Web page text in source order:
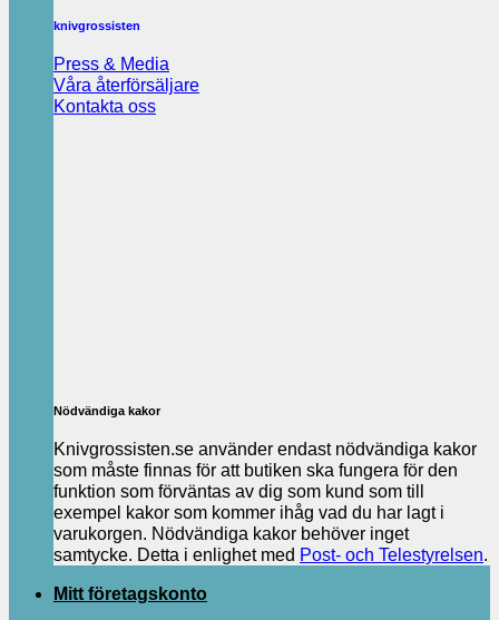
knivgrossisten
Press & Media
Våra återförsäljare
Kontakta oss
Nödvändiga kakor
Knivgrossisten.se använder endast nödvändiga kakor
som måste finnas för att butiken ska fungera för den
funktion som förväntas av dig som kund som till
exempel kakor som kommer ihåg vad du har lagt i
varukorgen. Nödvändiga kakor behöver inget
samtycke. Detta i enlighet med Post- och Telestyrelsen.
Mitt företagskonto